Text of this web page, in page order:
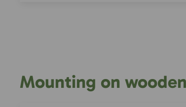
Mounting on